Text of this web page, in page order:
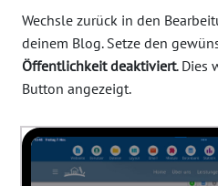
Wechsle zurück in den
deinem Blog. Setze den
Öffentlichkeit deaktiviert. Dies
Button angezeigt.